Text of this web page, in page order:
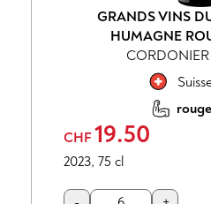
GRANDS VINS
HUMAGNE
CHF 19.50
2023, 75 cl